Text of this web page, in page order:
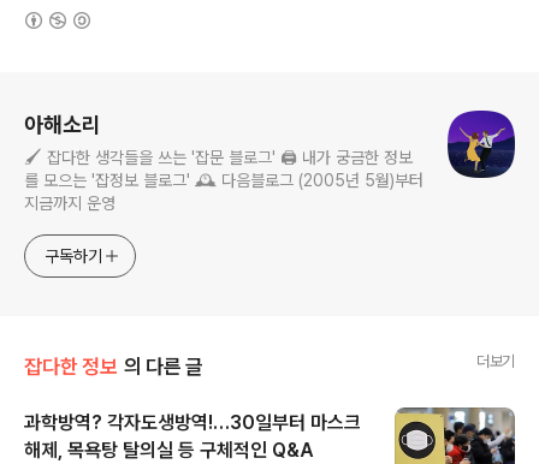
아해소리
🖌️ 잡다한 생각들을 쓰는 '잡문 블로그' 🖨️ 내가 궁금한 정보
를 모으는 '잡정보 블로그' 🕰️ 다음블로그 (2005년 5월)부터
지금까지 운영
구독하기
잡다한 정보 의 다른 글 더보기
과학방역? 각자도생방역!…30일부터 마스크
해제, 목욕탕 탈의실 등 구체적인 Q&A